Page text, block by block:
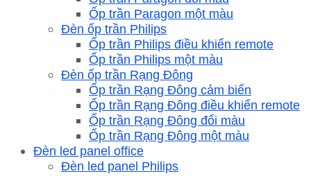
Ốp trần Paragon một màu
Đèn ốp trần Philips
Ốp trần Philips điều khiển remote
Ốp trần Philips một màu
Đèn ốp trần Rạng Đông
Ốp trần Rạng Đông cảm biến
Ốp trần Rạng Đông điều khiển remote
Ốp trần Rạng Đông đổi màu
Ốp trần Rạng Đông một màu
Đèn led panel office
Đèn led panel Philips